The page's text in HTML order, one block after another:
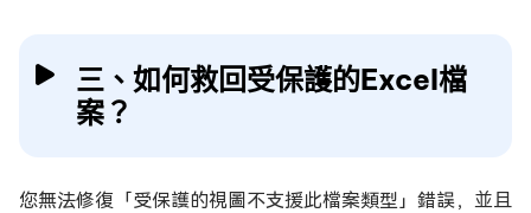
三、如何救回受保護的Excel檔
案？
您無法修復「受保護的視圖不支援此檔案類型」錯誤，並且